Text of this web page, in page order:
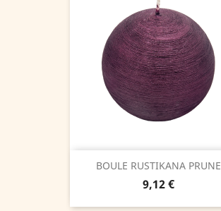
BOULE RUSTIKANA PRUNE
Prix
9,12 €